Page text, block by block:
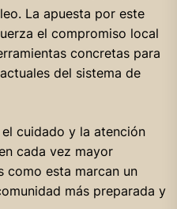
La apuesta por este
el compromiso local
concretas para
del sistema de
cuidado y la atención
cada vez mayor
como esta marcan un
más preparada y